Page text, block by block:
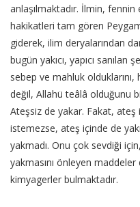
anlaşılmaktadır. İlmin,
hakikatleri tam gören
giderek, ilim deryalarından
bugün yakıcı, yapıcı sanılan
sebep ve mahluk olduklarını,
değil, Allahü teâlâ olduğunu
Ateşsiz de yakar. Fakat,
istemezse, ateş içinde de
yakmadı. Onu çok sevdiği
yakmasını önleyen
kimyagerler bulmaktadır.